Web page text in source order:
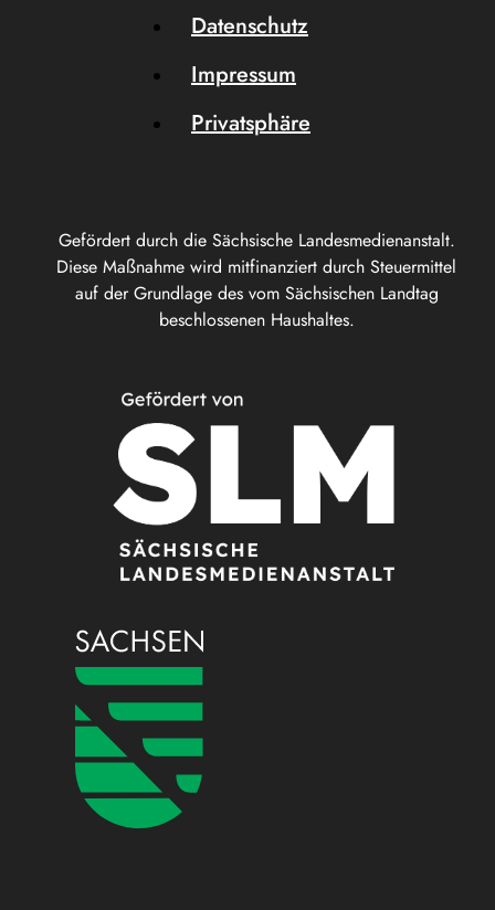
Gefördert durch die Sächsische Landesmedienanstalt.
Diese Maßnahme wird mitfinanziert durch Steuermittel
auf der Grundlage des vom Sächsischen Landtag
beschlossenen Haushaltes.
Datenschutz
Impressum
Privatsphäre